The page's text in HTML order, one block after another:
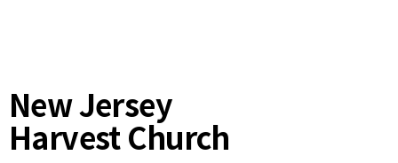
New Jersey
Harvest Church